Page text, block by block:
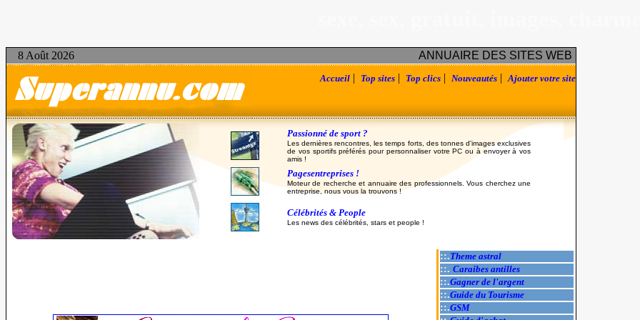
8 Août 2026 ANNUAIRE DES SITES WEB
Accueil | Top sites | Top clics | Nouveautés |Ajouter votre site
Passionné de sport ?
Les dernières rencontres, les temps forts, des tonnes d'images exclusives
de vos sportifs préférés pour personnaliser votre PC ou à envoyer à vos
amis !
Pagesentreprises !
Moteur de recherche et annuaire des professionnels. Vous cherchez une
entreprise, nous vous la trouvons !
Célébrités & People
Les news des célébrités, stars et people !
::.Theme astral
::. Caraibes antilles
::.Gagner de l'argent
::.Guide du Tourisme
::.GSM